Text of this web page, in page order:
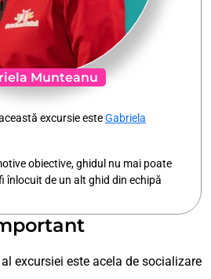
Munteanu
excursie esteGabriela
obiective, ghidul nu mai poate
înlocuit de un alt ghid din echipă
excursiei este acela de socializare